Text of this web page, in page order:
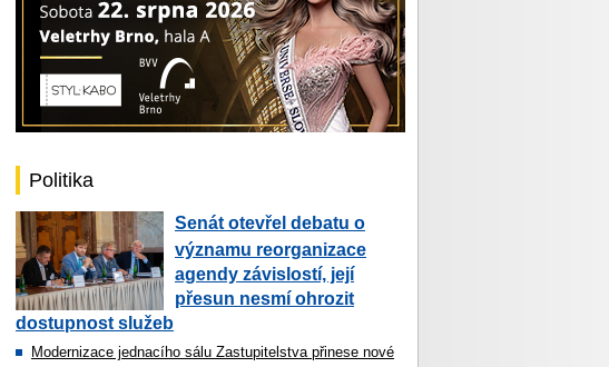
Politika
Senát otevřel debatu o
významu reorganizace
agendy závislostí, její
přesun nesmí ohrozit
dostupnost služeb
Modernizace jednacího sálu Zastupitelstva přinese nové